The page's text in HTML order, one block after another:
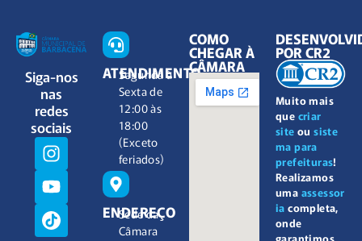
Siga-nos
nas
redes
sociais
ATENDIMENTO
Segunda à
Sexta de
12:00 às
18:00
(Exceto
feriados)
ENDEREÇO
Sede da
Câmara
COMO
CHEGAR À
CÂMARA
Muito mais
que criar
site ousiste
ma para
prefeituras!
Realizamos
uma assessor
ia completa,
onde
POR CR2